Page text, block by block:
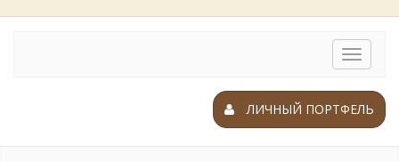
Toggle
ЛИЧНЫЙ ПОРТФЕЛЬ